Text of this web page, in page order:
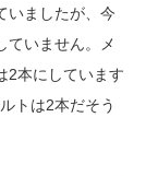
いましたが、今
ていません。メ
2本にしています
トは2本だそう